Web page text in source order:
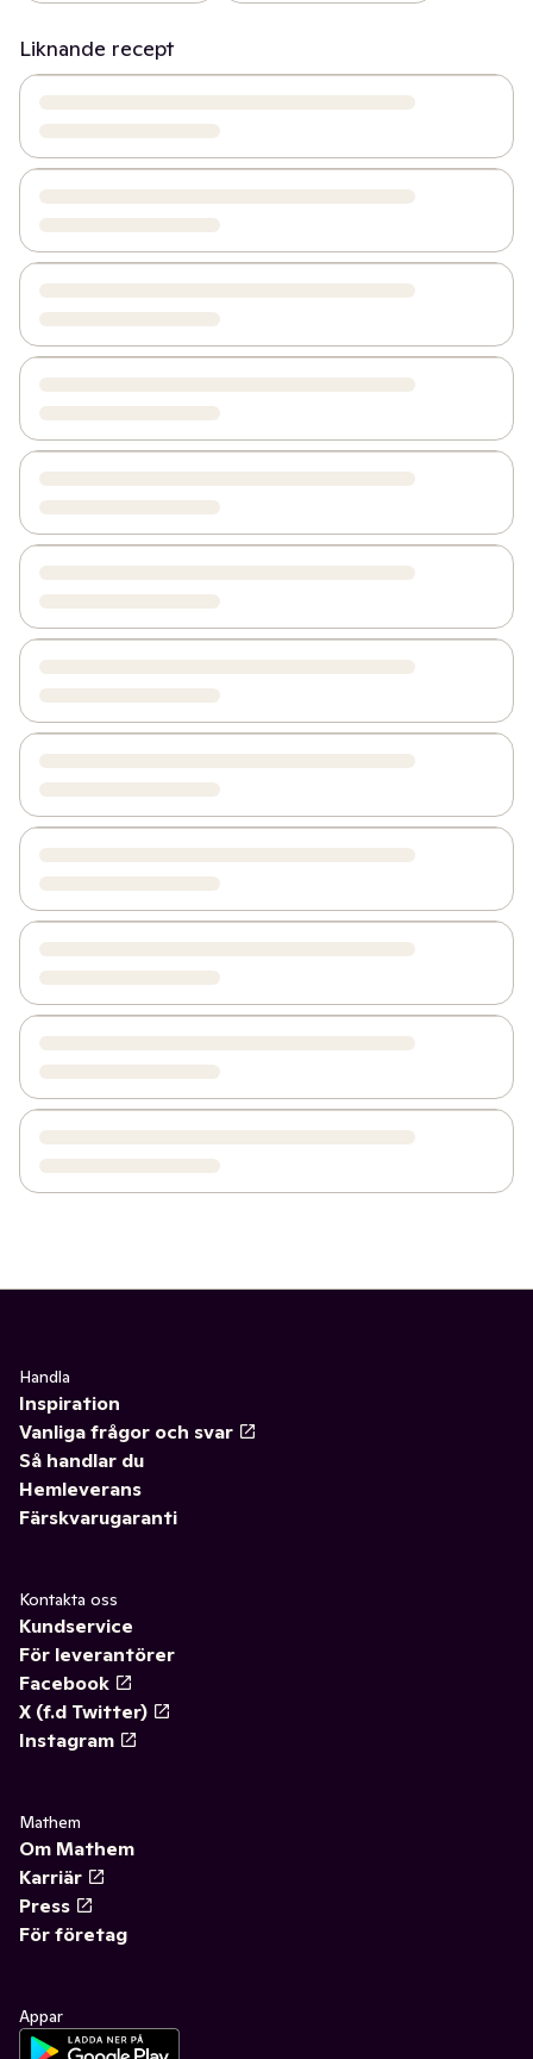
Liknande recept
Handla
Inspiration
Vanliga frågor och svar
Så handlar du
Hemleverans
Färskvarugaranti
Kontakta oss
Kundservice
För leverantörer
Facebook
X (f.d Twitter)
Instagram
Mathem
Om Mathem
Karriär
Press
För företag
Appar